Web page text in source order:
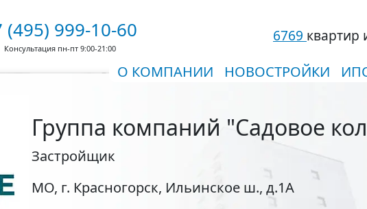
(495) 999-10-60
Консультация пн-пт 9:00-21:00
6769 квартир
О КОМПАНИИ
НОВОСТРОЙКИ
Группа компаний "Садовое
Застройщик
МО, г. Красногорск, Ильинское ш., д.1A